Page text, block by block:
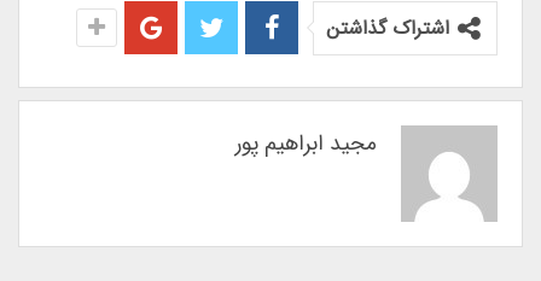
اشتراک گذاشتن
مجید ابراهیم پور